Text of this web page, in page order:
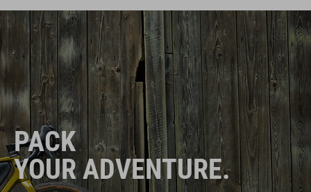
PACK
YOUR ADVENTURE.